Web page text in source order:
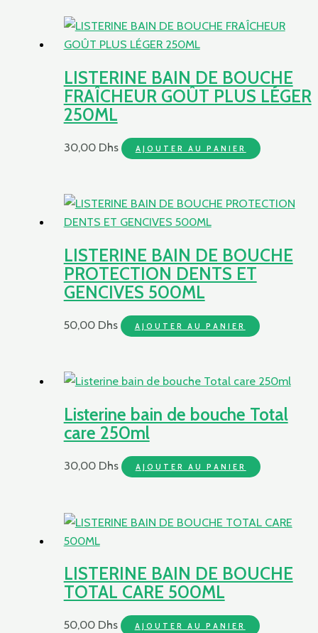
LISTERINE BAIN DE BOUCHE
FRAÎCHEUR GOÛT PLUS LÉGER
250ML
30,00 Dhs AJOUTER AU PANIER
LISTERINE BAIN DE BOUCHE
PROTECTION DENTS ET
GENCIVES 500ML
50,00 Dhs AJOUTER AU PANIER
Listerine bain de bouche Total
care 250ml
30,00 Dhs AJOUTER AU PANIER
LISTERINE BAIN DE BOUCHE
TOTAL CARE 500ML
50,00 Dhs AJOUTER AU PANIER